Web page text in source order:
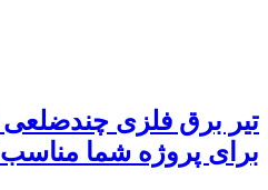
تیر برق فلزی چندضلعی
برای پروژه شما